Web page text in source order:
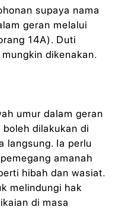
supaya nama
geran melalui
14A). Duti
dikenakan.
umur dalam geran
dilakukan di
langsung. Ia perlu
amanah
hibah dan wasiat.
melindungi hak
di masa